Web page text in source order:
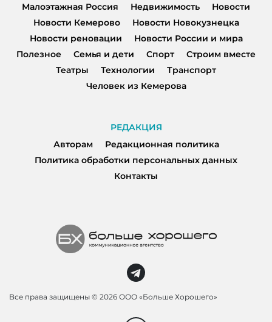
Малоэтажная Россия
Недвижимость
Новости
Новости Кемерово
Новости Новокузнецка
Новости реновации
Новости России и мира
Полезное
Семья и дети Спорт
Строим вместе
Театры
Технологии
Транспорт
Человек из Кемерова
РЕДАКЦИЯ
Авторам
Редакционная политика
Политика обработки персональных данных
Контакты
Все права защищены © 2026 ООО «Больше Хорошего»